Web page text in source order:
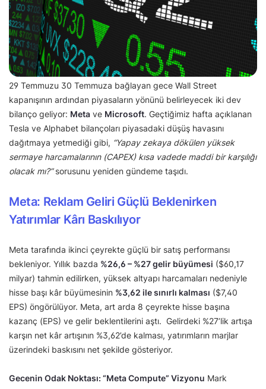
29 Temmuzu 30 Temmuza bağlayan gece Wall Street
kapanışının ardından piyasaların yönünü belirleyecek iki dev
bilanço geliyor: Meta ve Microsoft. Geçtiğimiz hafta açıklanan
Tesla ve Alphabet bilançoları piyasadaki düşüş havasını
dağıtmaya yetmediği gibi, “Yapay zekaya dökülen yüksek
sermaye harcamalarının (CAPEX) kısa vadede maddi bir karşılığı
olacak mı?”sorusunu yeniden gündeme taşıdı.
Meta: Reklam Geliri Güçlü Beklenirken
Yatırımlar Kârı Baskılıyor
Meta tarafında ikinci çeyrekte güçlü bir satış performansı
bekleniyor. Yıllık bazda %26,6 – %27 gelir büyümesi ($60,17
milyar) tahmin edilirken, yüksek altyapı harcamaları nedeniyle
hisse başı kâr büyümesinin %3,62 ile sınırlı kalması ($7,40
EPS) öngörülüyor. Meta, art arda 8 çeyrekte hisse başına
kazanç (EPS) ve gelir beklentilerini aştı. Gelirdeki %27’lik artışa
karşın net kâr artışının %3,62’de kalması, yatırımların marjlar
üzerindeki baskısını net şekilde gösteriyor.
Gecenin Odak Noktası: “Meta Compute” Vizyonu Mark